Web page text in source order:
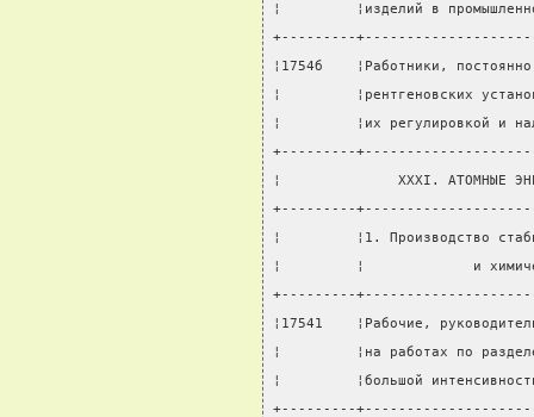
¦         ¦изделий в
+---------
¦1754б    ¦Работники,
¦         ¦рентгеновских
¦         ¦их
+---------
¦              XXXI. АТОМНЫЕ
+---------
¦         ¦1. Производство
¦         ¦             и
+---------
¦17541    ¦Рабочие,
¦         ¦на работах по
¦         ¦большой
+---------